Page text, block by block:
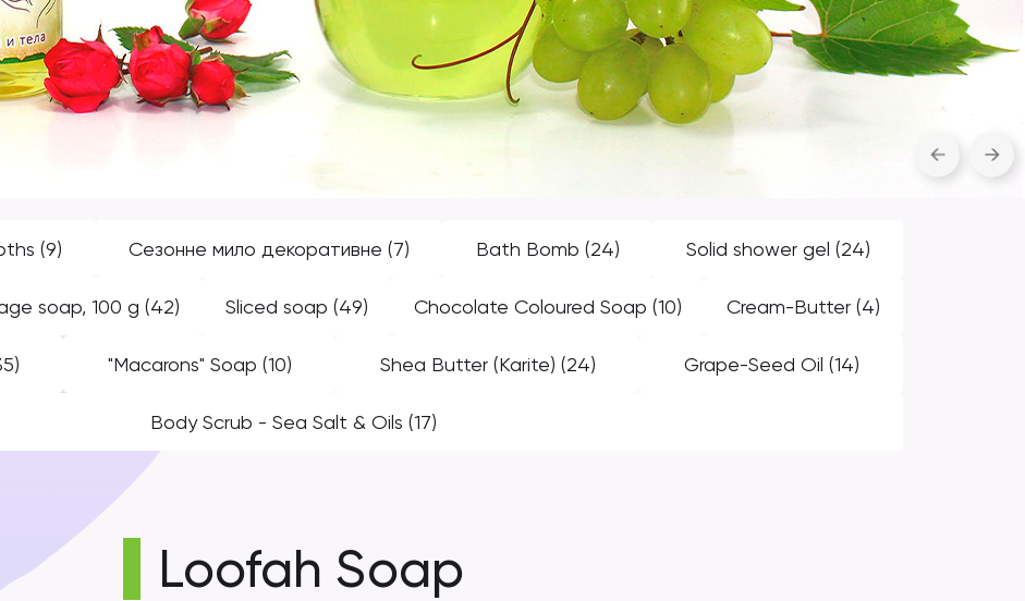
(9) Сезонне мило декоративне (7) Bath Bomb (24) Solid shower gel (24)
soap, 100 g(42) Sliced ​​soap (49) Chocolate Сoloured Soap (10) Cream-Butter(4)
"Macarons" Soap (10) Shea Butter (Karite) (24) Grape-Seed Oil (14)
Body Scrub - Sea Salt & Oils (17)
Loofah Soap